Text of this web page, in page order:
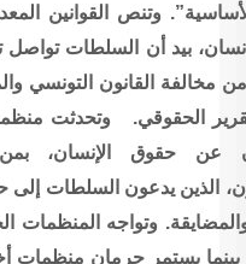
وتنص القوانين
بيد أن السلطات تواصل
مخالفة القانون التونسي
الحقوقي. وتحدثت منظمة
عن حقوق الإنسان،
الذين يدعون السلطات إلى
وتواجه المنظمات
يستمر حرمان منظمات